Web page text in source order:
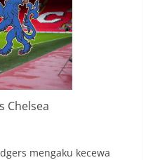
Chelsea
mengaku kecewa